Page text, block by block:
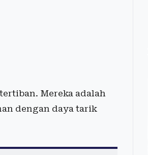
Mereka adalah
dengan daya tarik